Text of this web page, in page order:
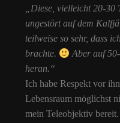
„Diese, vielleicht 20-30
ungestört auf dem
teilweise so sehr, dass
brachte.
Aber auf
heran.“
Ich habe Respekt vor
Lebensraum möglichst
mein Teleobjektiv